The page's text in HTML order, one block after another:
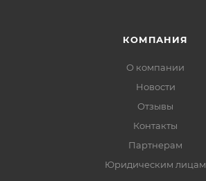
КОМПАНИЯ
О компании
Новости
Отзывы
Контакты
Партнерам
Юридическим лицам